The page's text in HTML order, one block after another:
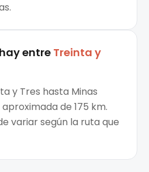
entreTreinta y
y Tres hasta Minas
de 175 km.
variar según la ruta que